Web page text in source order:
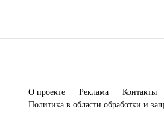
О проекте Реклама
Контакты
Политика в области обработки и